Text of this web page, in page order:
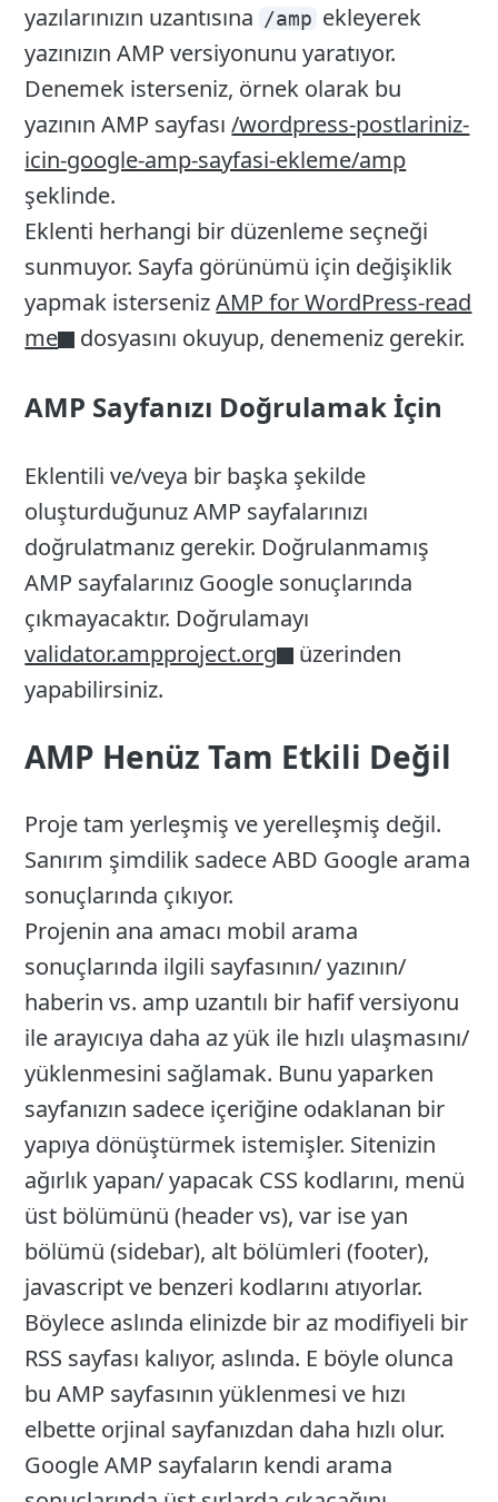
yazılarınızın uzantısına /amp ekleyerek
yazınızın AMP versiyonunu yaratıyor.
Denemek isterseniz, örnek olarak bu
yazının AMP sayfası/wordpress-postlariniz-
icin-google-amp-sayfasi-ekleme/amp
şeklinde.
Eklenti herhangi bir düzenleme seçneği
sunmuyor. Sayfa görünümü için değişiklik
yapmak istersenizAMP for WordPress-read
me
dosyasını okuyup, denemeniz gerekir.
AMP Sayfanızı Doğrulamak İçin
Eklentili ve/veya bir başka şekilde
oluşturduğunuz AMP sayfalarınızı
doğrulatmanız gerekir. Doğrulanmamış
AMP sayfalarınız Google sonuçlarında
çıkmayacaktır. Doğrulamayı
validator.ampproject.org
üzerinden
yapabilirsiniz.
AMP Henüz Tam Etkili Değil
Proje tam yerleşmiş ve yerelleşmiş değil.
Sanırım şimdilik sadece ABD Google arama
sonuçlarında çıkıyor.
Projenin ana amacı mobil arama
sonuçlarında ilgili sayfasının/ yazının/
haberin vs. amp uzantılı bir hafif versiyonu
ile arayıcıya daha az yük ile hızlı ulaşmasını/
yüklenmesini sağlamak. Bunu yaparken
sayfanızın sadece içeriğine odaklanan bir
yapıya dönüştürmek istemişler. Sitenizin
ağırlık yapan/ yapacak CSS kodlarını, menü
üst bölümünü (header vs), var ise yan
bölümü (sidebar), alt bölümleri (footer),
javascript ve benzeri kodlarını atıyorlar.
Böylece aslında elinizde bir az modifiyeli bir
RSS sayfası kalıyor, aslında. E böyle olunca
bu AMP sayfasının yüklenmesi ve hızı
elbette orjinal sayfanızdan daha hızlı olur.
Google AMP sayfaların kendi arama